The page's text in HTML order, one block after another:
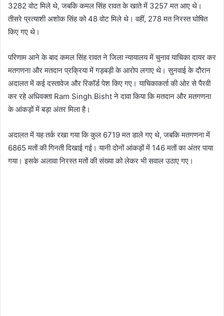
3282 वोट मिले थे, जबकि कमल सिंह रावत के खाते में 3257 मत आए थे।
तीसरे प्रत्याशी अशोक सिंह को 48 वोट मिले थे। वहीं, 278 मत निरस्त घोषित
किए गए थे।
परिणाम आने के बाद कमल सिंह रावत ने जिला न्यायालय में चुनाव याचिका दायर कर
मतगणना और मतदान प्रक्रिया में गड़बड़ी के आरोप लगाए थे। सुनवाई के दौरान
अदालत में कई दस्तावेज और रिकॉर्ड पेश किए गए। याचिकाकर्ता की ओर से पैरवी
कर रहे अधिवक्ता Ram Singh Bisht ने दावा किया कि मतदान और मतगणना
के आंकड़ों में बड़ा अंतर मिला है।
अदालत में यह तर्क रखा गया कि कुल 6719 मत डाले गए थे, जबकि मतगणना में
6865 मतों की गिनती दिखाई गई। यानी दोनों आंकड़ों में 146 मतों का अंतर पाया
गया। इसके अलावा निरस्त मतों की संख्या को लेकर भी सवाल उठाए गए।